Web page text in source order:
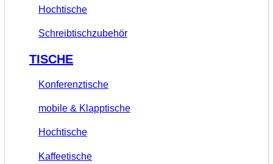
Hochtische
Schreibtischzubehör
TISCHE
Konferenztische
mobile & Klapptische
Hochtische
Kaffeetische